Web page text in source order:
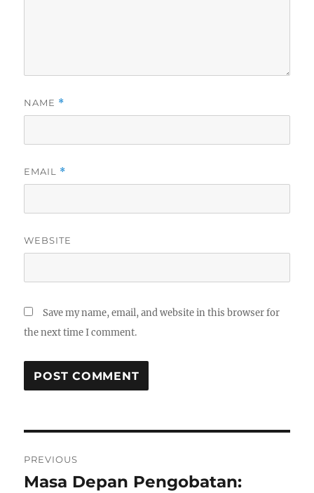
NAME *
EMAIL *
WEBSITE
Save my name, email, and website in this browser for
the next time I comment.
navigation
PREVIOUS
Previous
Masa Depan Pengobatan: